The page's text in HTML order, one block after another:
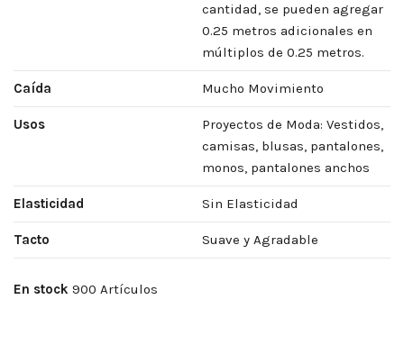
cantidad, se pueden agregar
0.25 metros adicionales en
múltiplos de 0.25 metros.
Caída Mucho Movimiento
Usos
Proyectos de Moda: Vestidos,
camisas, blusas, pantalones,
monos, pantalones anchos
Elasticidad Sin Elasticidad
Tacto Suave y Agradable
En stock 900 Artículos